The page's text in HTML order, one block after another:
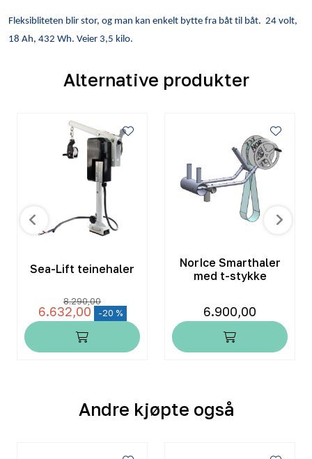
Fleksibliteten blir stor, og man kan enkelt bytte fra båt til båt. 24 volt,
18 Ah, 432 Wh. Veier 3,5 kilo.
Alternative produkter
Sea-Lift teinehaler
8.290,00
6.632,00 -20 %
NorIce Smarthaler
med t-stykke
6.900,00
Andre kjøpte også